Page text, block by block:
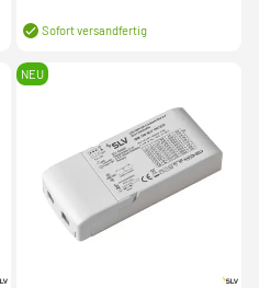
Sofort versandfertig
NEU